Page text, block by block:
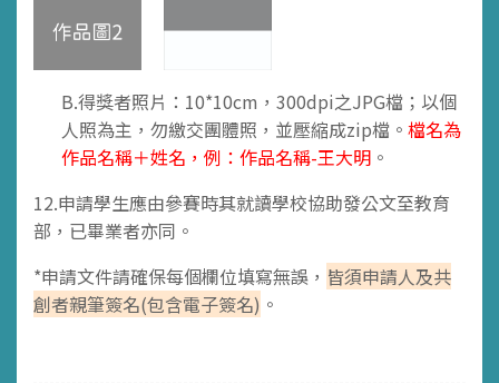
B.得獎者照片：10*10cm，300dpi之JPG檔；以個
人照為主，勿繳交團體照，並壓縮成zip檔。 檔名為
作品名稱＋姓名，例：作品名稱-王大明 。
12.申請學生應由參賽時其就讀學校協助發公文至教育
部，已畢業者亦同。
*申請文件請確保每個欄位填寫無誤， 皆須申請人及共
創者親筆簽名(包含電子簽名) 。